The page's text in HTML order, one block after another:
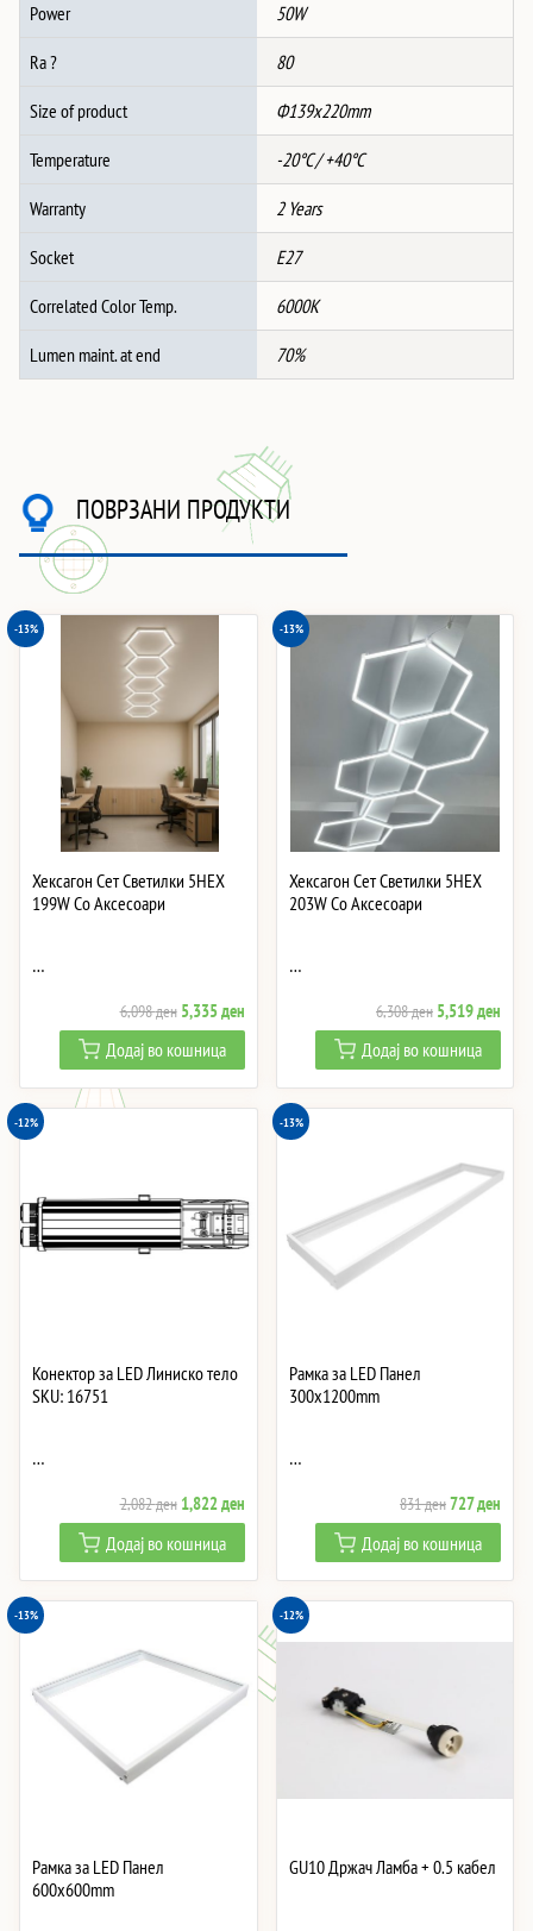
Power 50W
Ra ? 80
Size of product Ф139x220mm
Temperature -20°C / +40°C
Warranty 2 Years
Socket E27
Correlated Color Temp. 6000K
Lumen maint. at end 70%
ПОВРЗАНИ ПРОДУКТИ
-13%
Хексагон Сет Светилки 5HEX
199W Со Аксесоари
…
6,098ден Original
price
was:
6,098 ден.
5,335денCurrent
price
5,335 ден.
Додај во кошница
-13%
Хексагон Сет Светилки 5HEX
203W Со Аксесоари
…
6,308ден Original
price
was:
6,308 ден.
5,519ден
price
Додај во кошница
-12%
Конектор за LED Линиско тело
SKU: 16751
…
2,082ден Original
price
was:
2,082 ден.
1,822денCurrent
price
is:
1,822 ден.
Додај во кошница
-13%
Рамка за LED Панел
300x1200mm
…
831денOriginal
price
was:
831 ден.
727ден
price
is:
727
Додај во кошница
-13%
Рамка за LED Панел
600x600mm
-12%
GU10 Држач Ламба + 0.5 кабел